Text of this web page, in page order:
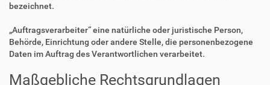
bezeichnet.
„Auftragsverarbeiter“ eine natürliche oder juristische Person,
Behörde, Einrichtung oder andere Stelle, die personenbezogene
Daten im Auftrag des Verantwortlichen verarbeitet.
Maßgebliche Rechtsgrundlagen